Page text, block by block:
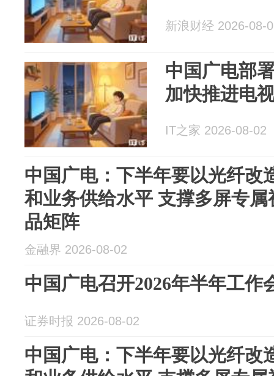
新浪财经 2026-08-
中国广电部
加快推进电
IT之家 2026-08-02
中国广电：下半年要以光纤改
和业务供给水平 支撑多屏专
品矩阵
金融界 2026-08-02
中国广电召开2026年半年工作
证券时报 2026-08-02
中国广电：下半年要以光纤改